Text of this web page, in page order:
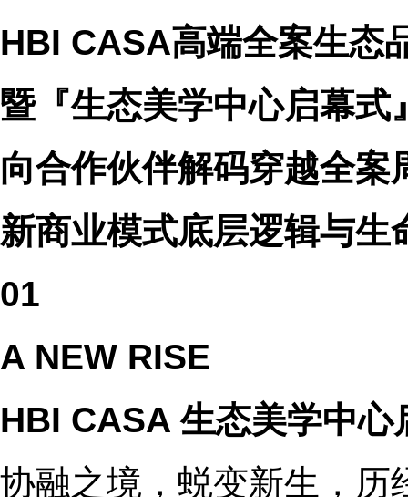
HBI CASA高端全案生态
暨『生态美学中心启幕式
向合作伙伴解码穿越全案
新商业模式底层逻辑与生
01
A NEW RISE
HBI CASA 生态美学中心
协融之境，蜕变新生，历